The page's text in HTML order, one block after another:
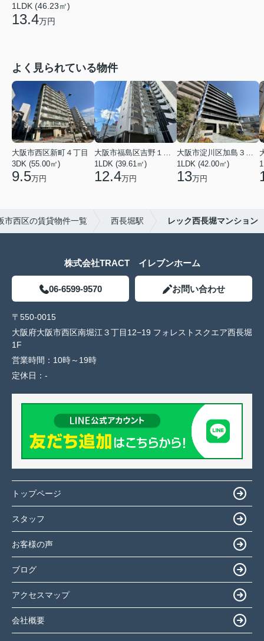
1LDK (46.23㎡)
13.4万円
よく見られている物件
大阪市西区新町４丁目
3DK (55.00㎡)
9.5万円
1LDK (39.61㎡)
12.4万円
1LDK (42.00㎡)
13万円
市西区の賃貸物件一覧 西長堀駅 レック西長堀マンション
株式会社TRACT イレブンホーム
06-6599-9570 お問い合わせ
〒550-0015
大阪府大阪市西区南堀江３丁目12−19 フォレストスクエア西長堀
1F
営業時間： 10時～19時
定休日： -
トップページ
スタッフ
お客様の声
ブログ
アクセスマップ
会社概要